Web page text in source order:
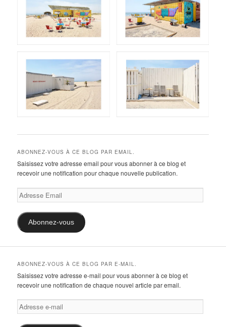
ABONNEZ-VOUS À CE BLOG PAR EMAIL.
Saisissez votre adresse email pour vous abonner à ce blog et
recevoir une notification pour chaque nouvelle publication.
Adresse
Email
Abonnez-vous
ABONNEZ-VOUS À CE BLOG PAR E-MAIL.
Saisissez votre adresse e-mail pour vous abonner à ce blog et
recevoir une notification de chaque nouvel article par email.
Adresse
e-
mail